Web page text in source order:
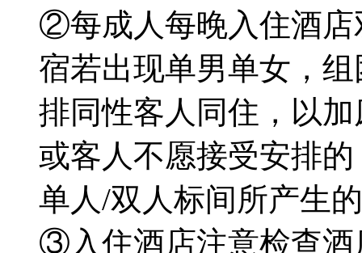
②每成人每晚入住酒店
宿若出现单男单女，
排同性客人同住，以
或客人不愿接受安排
单人/双人标间所产生
③入住酒店注意检查酒